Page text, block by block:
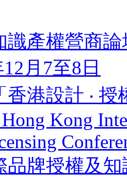
識產權營商
月7至8日
香港設計 ‧
Kong
品牌授權及